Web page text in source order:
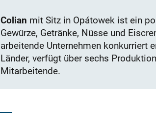
Colian mit Sitz in Opátowek ist ein
Gewürze, Getränke, Nüsse und
arbeitende Unternehmen konkurriert
Länder, verfügt über sechs
Mitarbeitende.